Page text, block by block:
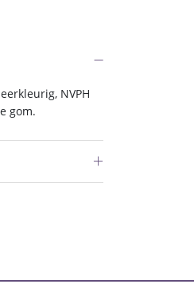
NVPH
gom.